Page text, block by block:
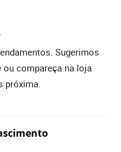
Sugerimos
compareça na loja
próxima.